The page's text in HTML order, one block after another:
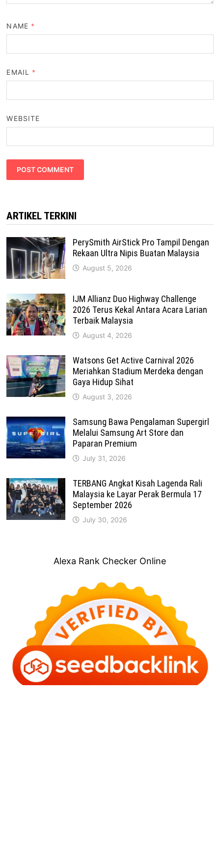
NAME *
EMAIL *
WEBSITE
ARTIKEL TERKINI
PerySmith AirStick Pro Tampil Dengan
Rekaan Ultra Nipis Buatan Malaysia
August 5, 2026
IJM Allianz Duo Highway Challenge
2026 Terus Kekal Antara Acara Larian
Terbaik Malaysia
August 4, 2026
Watsons Get Active Carnival 2026
Meriahkan Stadium Merdeka dengan
Gaya Hidup Sihat
August 3, 2026
Samsung Bawa Pengalaman Supergirl
Melalui Samsung Art Store dan
Paparan Premium
July 31, 2026
TERBANG Angkat Kisah Lagenda Rali
Malaysia ke Layar Perak Bermula 17
September 2026
July 30, 2026
Alexa Rank Checker Online